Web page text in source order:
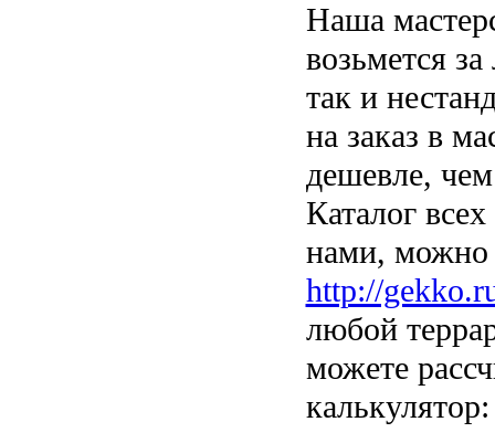
Наша
возьмется
так и
на заказ в
дешевле,
Каталог
нами, можно
http://
любой
можете